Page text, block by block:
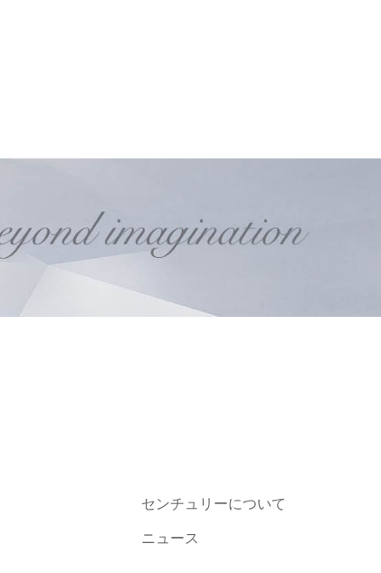
センチュリーについて
ニュース